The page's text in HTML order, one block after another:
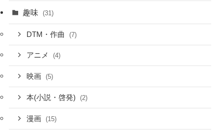
趣味 (31)
DTM・作曲 (7)
アニメ (4)
映画 (5)
本(小説・啓発) (2)
漫画 (15)